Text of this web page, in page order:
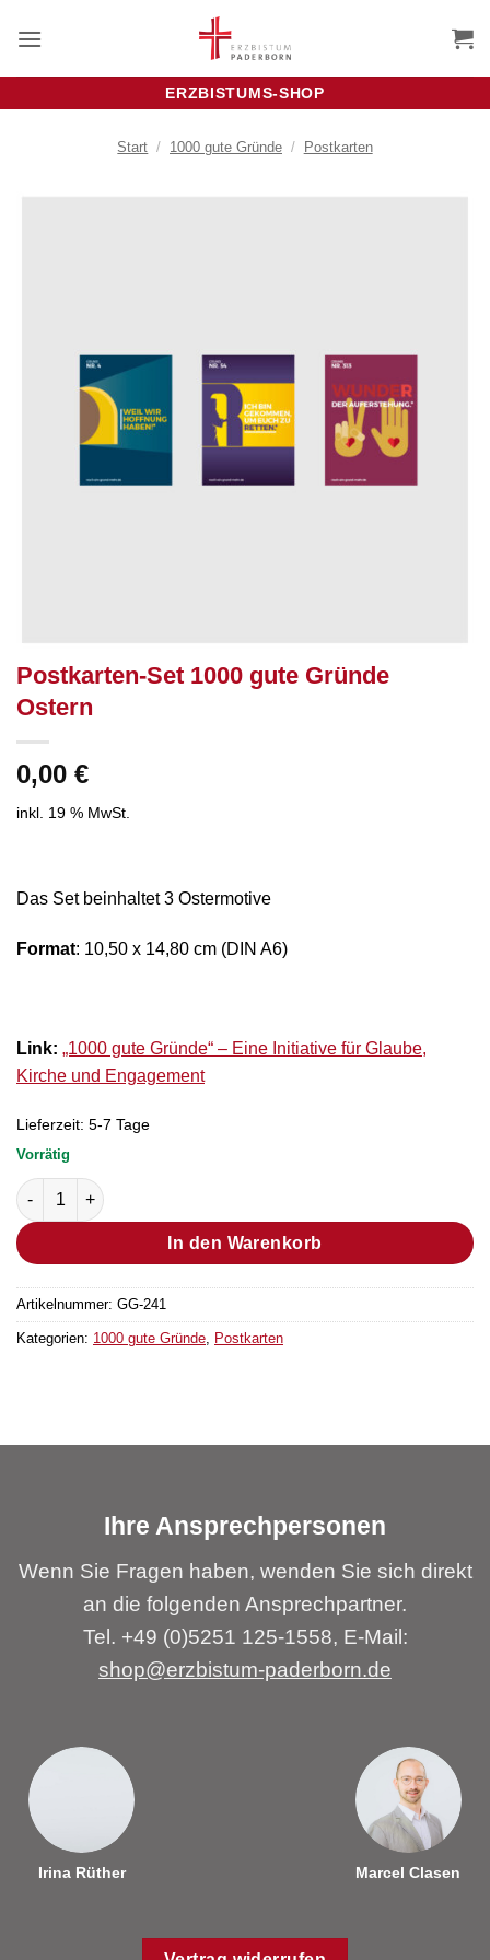
Inhalt
ERZBISTUMS-SHOP
Start / 1000 gute Gründe / Postkarten
Postkarten-Set 1000 gute Gründe
Ostern
0,00 €
inkl. 19 % MwSt.
Das Set beinhaltet 3 Ostermotive
Format: 10,50 x 14,80 cm (DIN A6)
Link: „1000 gute Gründe“ – Eine Initiative für Glaube,
Kirche und Engagement
Lieferzeit: 5-7 Tage
Vorrätig
Postkarten-Set 1000 gute Gründe Ostern Menge
In den Warenkorb
Artikelnummer: GG-241
Kategorien: 1000 gute Gründe Postkarten
Ihre Ansprechpersonen
Wenn Sie Fragen haben, wenden Sie sich direkt
an die folgenden Ansprechpartner.
Tel. +49 (0)5251 125-1558, E-Mail:
shop@erzbistum-paderborn.de
Irina Rüther Marcel Clasen